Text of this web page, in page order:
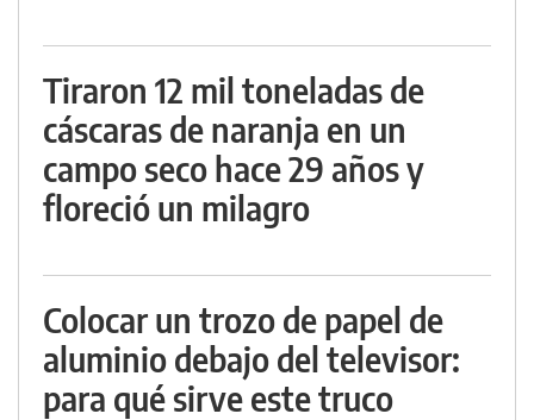
Tiraron 12 mil toneladas de
cáscaras de naranja en un
campo seco hace 29 años y
floreció un milagro
Colocar un trozo de papel de
aluminio debajo del televisor:
para qué sirve este truco